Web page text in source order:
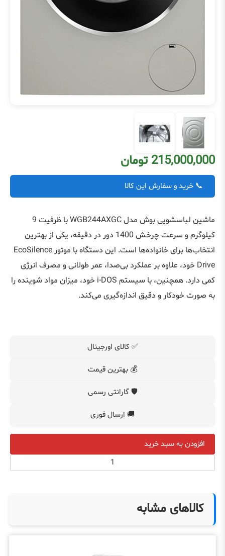
215,000,000 تومان
📞 خرید و سفارش این کالا
ماشین لباسشویی بوش مدل WGB244AXGC با ظرفیت 9
کیلوگرم و سرعت چرخش 1400 دور در دقیقه، یکی از بهترین
انتخاب‌ها برای خانواده‌ها است. این دستگاه با موتور EcoSilence
Drive خود، علاوه بر عملکرد بی‌صدا، عمر طولانی و مصرف انرژی
کمی دارد. همچنین، با سیستم i-DOS خود، میزان مواد شوینده را
به صورت خودکار و دقیق اندازه‌گیری می‌کند.
✅ کالای اورجینال
💰 بهترین قیمت
🛡️ گارانتی رسمی
🚚 ارسال فوری
افزودن به سبد خرید
کالاهای مشابه